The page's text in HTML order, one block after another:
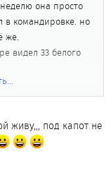
неделю она просто
в командировке. но
же.
видел 33 белого
под капот или
живу,,, под капот не